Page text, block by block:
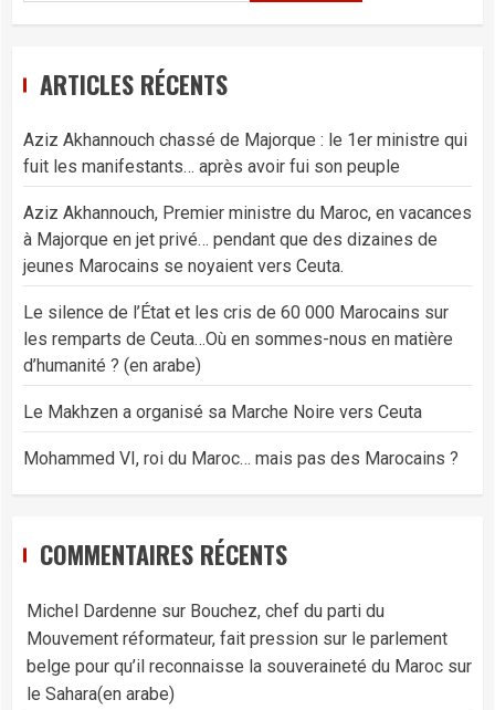
ARTICLES RÉCENTS
Aziz Akhannouch chassé de Majorque : le 1er ministre qui
fuit les manifestants… après avoir fui son peuple
Aziz Akhannouch, Premier ministre du Maroc, en vacances
à Majorque en jet privé… pendant que des dizaines de
jeunes Marocains se noyaient vers Ceuta.
Le silence de l’État et les cris de 60 000 Marocains sur
les remparts de Ceuta…Où en sommes-nous en matière
d’humanité ? (en arabe)
Le Makhzen a organisé sa Marche Noire vers Ceuta
Mohammed VI, roi du Maroc… mais pas des Marocains ?
COMMENTAIRES RÉCENTS
Michel Dardenne sur Bouchez, chef du parti du
Mouvement réformateur, fait pression sur le parlement
belge pour qu’il reconnaisse la souveraineté du Maroc sur
le Sahara(en arabe)